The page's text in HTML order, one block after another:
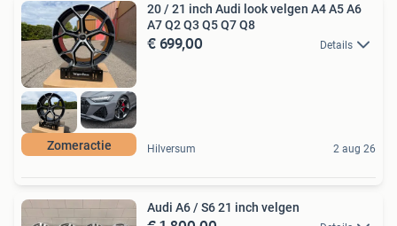
Zomeractie
20 / 21 inch Audi look velgen A4 A5 A6
A7 Q2 Q3 Q5 Q7 Q8
€ 699,00 Details
Hilversum 2 aug 26
Audi A6 / S6 21 inch velgen